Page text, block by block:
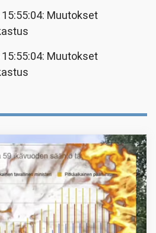
Muutokset
Muutokset